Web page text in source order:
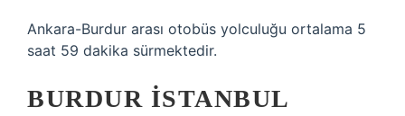
Ankara-Burdur arası otobüs yolculuğu ortalama 5
saat 59 dakika sürmektedir.
BURDUR İSTANBUL